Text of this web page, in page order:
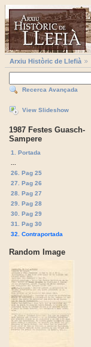
Arxiu Històric de Llefià
Recerca Avançada
View Slideshow
1987 Festes Guasch-
Sampere
1. Portada
26. Pag 25
27. Pag 26
28. Pag 27
29. Pag 28
30. Pag 29
31. Pag 30
32. Contraportada
Random Image